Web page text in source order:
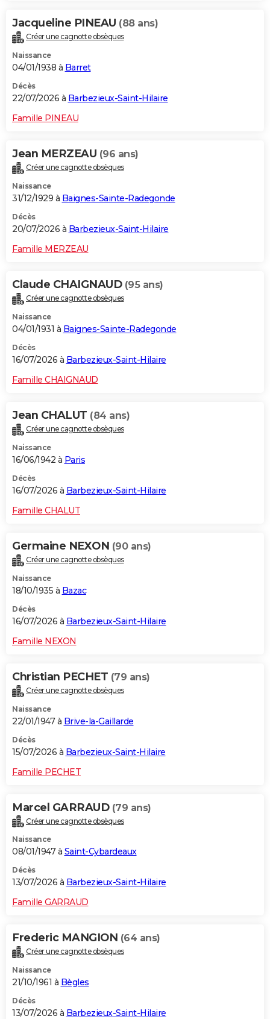
Jacqueline PINEAU (88 ans)
Créer une cagnotte obsèques
Naissance
04/01/1938 à Barret
Décès
22/07/2026 à Barbezieux-Saint-Hilaire
Famille PINEAU
Jean MERZEAU (96 ans)
Créer une cagnotte obsèques
Naissance
31/12/1929 à Baignes-Sainte-Radegonde
Décès
20/07/2026 à Barbezieux-Saint-Hilaire
Famille MERZEAU
Claude CHAIGNAUD (95 ans)
Créer une cagnotte obsèques
Naissance
04/01/1931 à Baignes-Sainte-Radegonde
Décès
16/07/2026 à Barbezieux-Saint-Hilaire
Famille CHAIGNAUD
Jean CHALUT (84 ans)
Créer une cagnotte obsèques
Naissance
16/06/1942 à Paris
Décès
16/07/2026 à Barbezieux-Saint-Hilaire
Famille CHALUT
Germaine NEXON (90 ans)
Créer une cagnotte obsèques
Naissance
18/10/1935 à Bazac
Décès
16/07/2026 à Barbezieux-Saint-Hilaire
Famille NEXON
Christian PECHET (79 ans)
Créer une cagnotte obsèques
Naissance
22/01/1947 à Brive-la-Gaillarde
Décès
15/07/2026 à Barbezieux-Saint-Hilaire
Famille PECHET
Marcel GARRAUD (79 ans)
Créer une cagnotte obsèques
Naissance
08/01/1947 à Saint-Cybardeaux
Décès
13/07/2026 à Barbezieux-Saint-Hilaire
Famille GARRAUD
Frederic MANGION (64 ans)
Créer une cagnotte obsèques
Naissance
21/10/1961 à Bègles
Décès
13/07/2026 à Barbezieux-Saint-Hilaire